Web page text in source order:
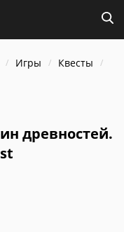
Игры
Квесты
древностей.